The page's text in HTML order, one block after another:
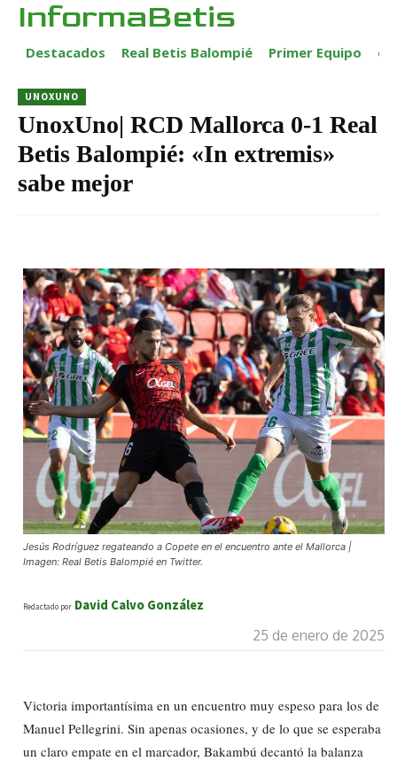
InformaBetis
Destacados Real Betis Balompié Primer Equipo
UNOXUNO
UnoxUno| RCD Mallorca 0-1 Real
Betis Balompié: «In extremis»
sabe mejor
Jesús Rodríguez regateando a Copete en el encuentro ante el Mallorca |
Imagen: Real Betis Balompié en Twitter.
Redactado por David Calvo González
25 de enero de 2025
Victoria importantísima en un encuentro muy espeso para los de
Manuel Pellegrini. Sin apenas ocasiones, y de lo que se esperaba
un claro empate en el marcador, Bakambú decantó la balanza